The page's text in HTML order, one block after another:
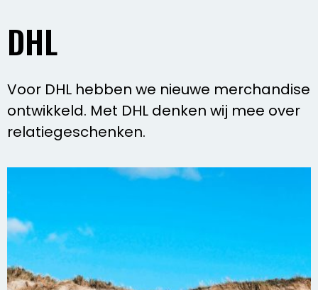
DHL
Voor DHL hebben we nieuwe merchandise
ontwikkeld. Met DHL denken wij mee over
relatiegeschenken.